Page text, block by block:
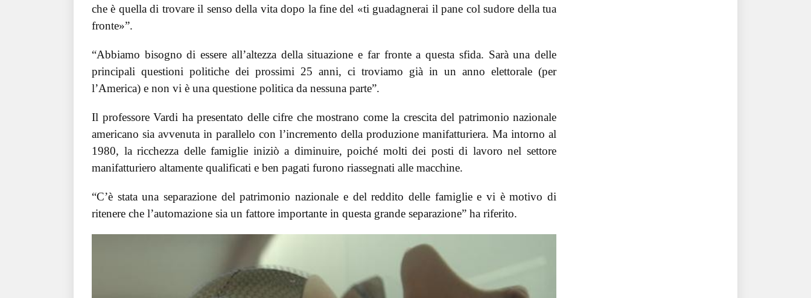
che è quella di trovare il senso della vita dopo la fine del «ti guadagnerai il pane col sudore della tua
fronte»”.
“Abbiamo bisogno di essere all’altezza della situazione e far fronte a questa sfida. Sarà una delle
principali questioni politiche dei prossimi 25 anni, ci troviamo già in un anno elettorale (per
l’America) e non vi è una questione politica da nessuna parte”.
Il professore Vardi ha presentato delle cifre che mostrano come la crescita del patrimonio nazionale
americano sia avvenuta in parallelo con l’incremento della produzione manifatturiera. Ma intorno al
1980, la ricchezza delle famiglie iniziò a diminuire, poiché molti dei posti di lavoro nel settore
manifatturiero altamente qualificati e ben pagati furono riassegnati alle macchine.
“C’è stata una separazione del patrimonio nazionale e del reddito delle famiglie e vi è motivo di
ritenere che l’automazione sia un fattore importante in questa grande separazione” ha riferito.